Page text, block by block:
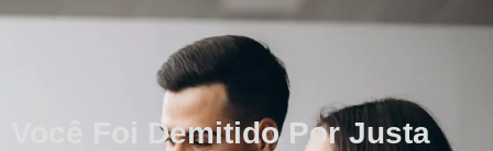
Você Foi Demitido Por Justa